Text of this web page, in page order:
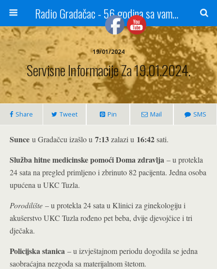
Radio Gradačac - 56 godina sa vama...
19/01/2024
Servisne Informacije Za 19.01.2024.
Share Tweet Pin Mail SMS
Sunce u Gradačcu izašlo u 7:13zalazi u 16:42sati.
Služba hitne medicinske pomoći Doma zdravlja – u protekla
24 sata na pregled primljeno i zbrinuto 82 pacijenta. Jedna osoba
upućena u UKC Tuzla.
Porodilište – u protekla 24 sata u Klinici za ginekologiju i
akušerstvo UKC Tuzla rođeno pet beba, dvije djevojčice i tri
dječaka.
Policijska stanica – u izvještajnom periodu dogodila se jedna
saobraćajna nezgoda sa materijalnom štetom.